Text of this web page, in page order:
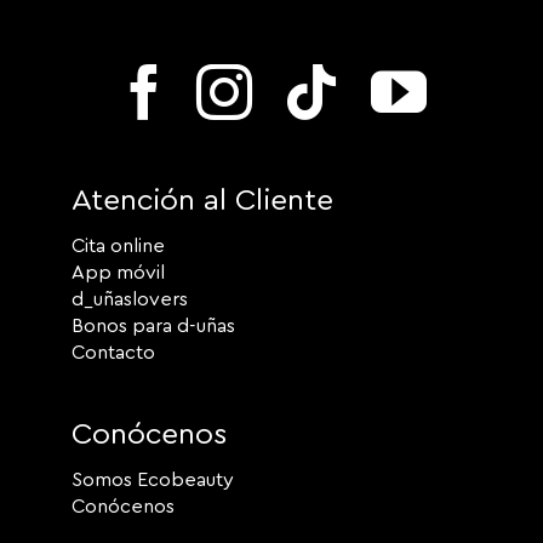
Atención al Cliente
Cita online
App móvil
d_uñaslovers
Bonos para d-uñas
Contacto
Conócenos
Somos Ecobeauty
Conócenos